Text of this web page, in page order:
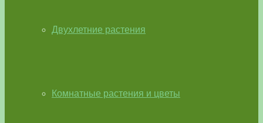
Двухлетние растения
Комнатные растения и цветы